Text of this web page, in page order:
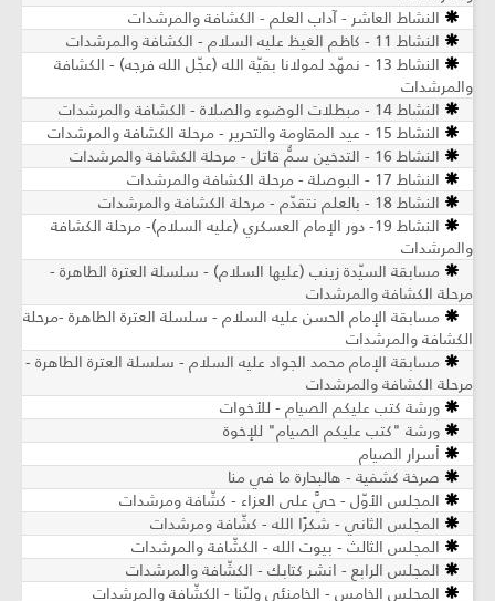
النشاط العاشر - آداب العلم - الكشافة والمرشدات
النشاط 11 - كاظم الغيظ عليه السلام - الكشافة والمرشدات
النشاط 13 - نمهّد لمولانا بقيّة الله (عجّل الله فرجه) - الكشافة
والمرشدات
النشاط 14 - مبطلات الوضوء والصلاة - الكشافة والمرشدات
النشاط 15 - عيد المقاومة والتحرير - مرحلة الكشافة والمرشدات
النشاط 16 - التدخين سمٌّ قاتل - مرحلة الكشافة والمرشدات
النشاط 17 - البوصلة - مرحلة الكشافة والمرشدات
النشاط 18 - بالعلم نتقدّم - مرحلة الكشافة والمرشدات
النشاط 19- دور الإمام العسكري (عليه السلام)- مرحلة الكشافة
والمرشدات
مسابقة السيّدة زينب (عليها السلام) - سلسلة العترة الطاهرة -
مرحلة الكشافة والمرشدات
مسابقة الإمام الحسن عليه السلام - سلسلة العترة الطاهرة -مرحلة
الكشافة والمرشدات
مسابقة الإمام محمد الجواد عليه السلام - سلسلة العترة الطاهرة -
مرحلة الكشافة والمرشدات
ورشة كتب عليكم الصيام - للأخوات
ورشة "كتب عليكم الصيام" للإخوة
أسرار الصيام
صرخة كشفية - هالبحارة ما في منا
المجلس الأوّل - حيَّ على العزاء - كشّافة ومرشدات
المجلس الثاني - شكرًا الله - كشّافة ومرشدات
المجلس الثالث - بيوت الله - الكشّافة والمرشدات
المجلس الرابع - انشر كتابك - الكشّافة والمرشدات
المجلس الخامس - الخامنئي وليّنا - الكشّافة والمرشدات